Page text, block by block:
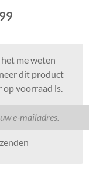
me weten
dit product
op voorraad is.